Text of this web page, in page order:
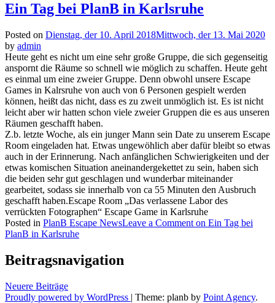
Ein Tag bei PlanB in Karlsruhe
Posted on Dienstag, der 10. April 2018Mittwoch, der 13. Mai 2020
by admin
Heute geht es nicht um eine sehr große Gruppe, die sich gegenseitig
anspornt die Räume so schnell wie möglich zu schaffen. Heute geht
es einmal um eine zweier Gruppe. Denn obwohl unsere Escape
Games in Kalrsruhe von auch von 6 Personen gespielt werden
können, heißt das nicht, dass es zu zweit unmöglich ist. Es ist nicht
leicht aber wir hatten schon viele zweier Gruppen die es aus unseren
Räumen geschafft haben.
Z.b. letzte Woche, als ein junger Mann sein Date zu unserem Escape
Room eingeladen hat. Etwas ungewöhlich aber dafür bleibt so etwas
auch in der Erinnerung. Nach anfänglichen Schwierigkeiten und der
etwas komischen Situation aneinandergekettet zu sein, haben sich
die beiden sehr gut geschlagen und wunderbar miteinander
gearbeitet, sodass sie innerhalb von ca 55 Minuten den Ausbruch
geschafft haben.Escape Room „Das verlassene Labor des
verrückten Fotographen“ Escape Game in Karlsruhe
Posted in PlanB Escape NewsLeave a Comment on Ein Tag bei
PlanB in Karlsruhe
Beitragsnavigation
Neuere Beiträge
Proudly powered by WordPress | Theme: planb by Point Agency.